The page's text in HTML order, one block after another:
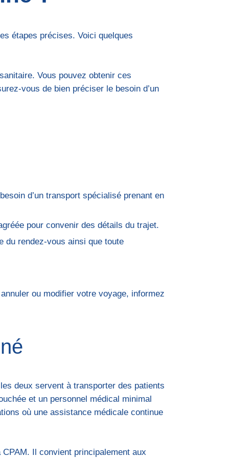
étapes précises. Voici quelques
Vous pouvez obtenir ces
vous de bien préciser le besoin d’un
d’un transport spécialisé prenant en
pour convenir des détails du trajet.
du rendez-vous ainsi que toute
ou modifier votre voyage, informez
deux servent à transporter des patients
et un personnel médical minimal
où une assistance médicale continue
Il convient principalement aux